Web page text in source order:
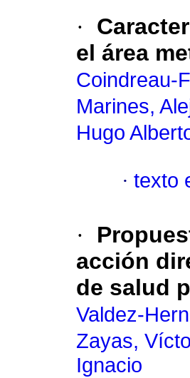
·
el área
Coindreau-
Marines,
Hugo
· texto
·
acción
de salud
Valdez-
Zayas,
Ignacio